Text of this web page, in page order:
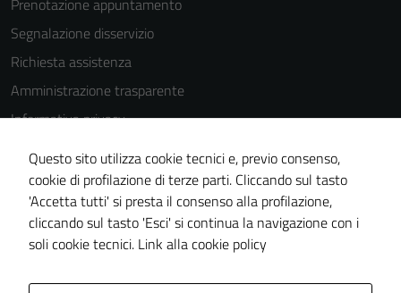
Prenotazione appuntamento
Segnalazione disservizio
Richiesta assistenza
Amministrazione trasparente
Informativa privacy
Cookie Policy
Note legali
Dichiarazione di accessibilità
Piano di miglioramento del sito
Questo sito utilizza cookie tecnici e, previo consenso,
cookie di profilazione di terze parti. Cliccando sul tasto
'Accetta tutti' si presta il consenso alla profilazione,
cliccando sul tasto 'Esci' si continua la navigazione con i
soli cookie tecnici. Link alla cookie policy
possono
disabilitati.
Questi cookie
non raccolgono
informazioni
personali.